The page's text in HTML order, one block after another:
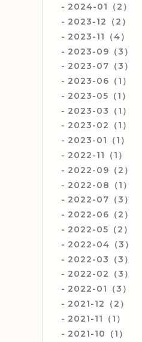
2024-01（2）
2023-12（2）
2023-11（4）
2023-09（3）
2023-07（3）
2023-06（1）
2023-05（1）
2023-03（1）
2023-02（1）
2023-01（1）
2022-11（1）
2022-09（2）
2022-08（1）
2022-07（3）
2022-06（2）
2022-05（2）
2022-04（3）
2022-03（3）
2022-02（3）
2022-01（3）
2021-12（2）
2021-11（1）
2021-10（1）